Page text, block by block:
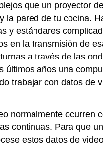
que un proyector
la pared de tu cocina.
y estándares
en la transmisión de
a través de las
últimos años una
trabajar con datos de
normalmente ocurren
continuas. Para que
estos datos de